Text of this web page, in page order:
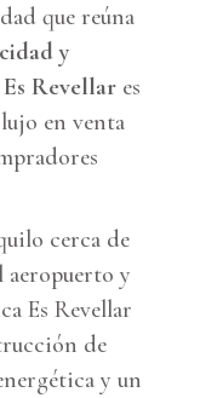
que reúna
y
Revellar es
en venta
cerca de
aeropuerto y
Es Revellar
de
y un